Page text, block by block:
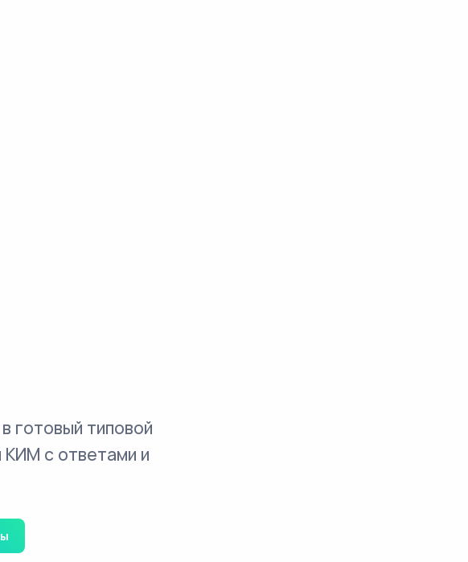
готовый типовой
КИМ с ответами и